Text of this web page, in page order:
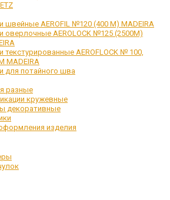
швейные AEROFIL №120 (400 М) MADEIRA
оверлочные AEROLOCK №125 (2500М)
текстурированные AEROFLOCK № 100,
MADEIRA
для потайного шва
разные
кружевные
декоративные
изделия